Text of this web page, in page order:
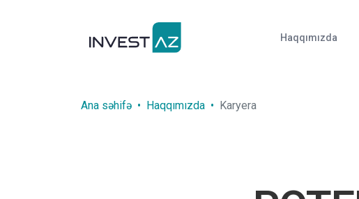
Haqqımızda
Ana səhifə Haqqımızda Karyera